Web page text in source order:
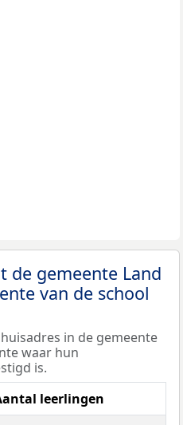
de gemeente Land
van de school
in de gemeente
waar hun
is.
leerlingen